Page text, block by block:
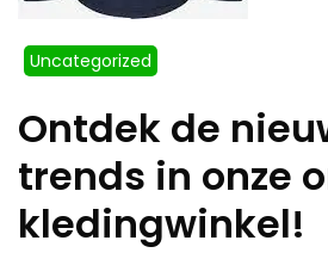
Uncategorized
Ontdek de
trends in onze
kledingwinkel!